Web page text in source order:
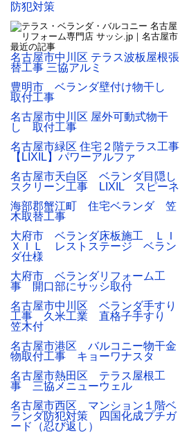
防犯対策
名古屋市中川区 テラス波板屋根張
替工事 三協アルミ
豊明市 ベランダ壁付け物干し
取付工事
名古屋市中川区 屋外可動式物干
し 取付工事
名古屋市緑区 住宅２階テラス工事
【LIXIL】パワーアルファ
名古屋市天白区 ベランダ目隠し
スクリーン工事 LIXIL スピーネ
海部郡蟹江町 住宅ベランダ 笠
木取替工事
大府市 ベランダ床板施工 ＬＩ
ＸＩＬ レストステージ ベラン
ダ仕様
大府市 ベランダリフォーム工
事 開口部にサッシ取付
名古屋市中川区 ベランダ手すり
工事 久米工業 直格子手すり
笠木付
名古屋市港区 バルコニー物干金
物取付工事 キョーワナスタ
名古屋市熱田区 テラス屋根工
事 三協メニューウェル
名古屋市西区 マンション１階ベ
ランダ防犯対策 四国化成プチガ
ード（忍び返し）